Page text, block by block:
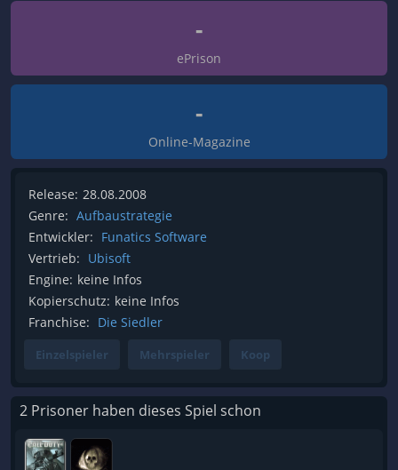
-
ePrison
-
Online-Magazine
Release: 28.08.2008
Genre: Aufbaustrategie
Entwickler: Funatics Software
Vertrieb: Ubisoft
Engine: keine Infos
Kopierschutz: keine Infos
Franchise: Die Siedler
Einzelspieler Mehrspieler Koop
2 Prisoner haben dieses Spiel schon